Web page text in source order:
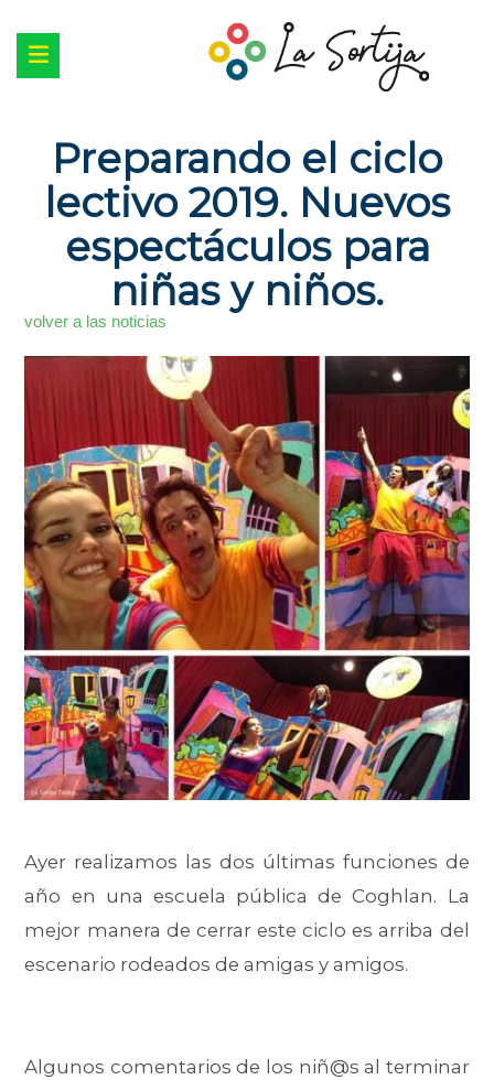
Preparando el ciclo
lectivo 2019. Nuevos
espectáculos para
niñas y niños.
volver a las noticias
Ayer realizamos las dos últimas funciones de
año en una escuela pública de Coghlan. La
mejor manera de cerrar este ciclo es arriba del
escenario rodeados de amigas y amigos.
Algunos comentarios de los niñ@s al terminar